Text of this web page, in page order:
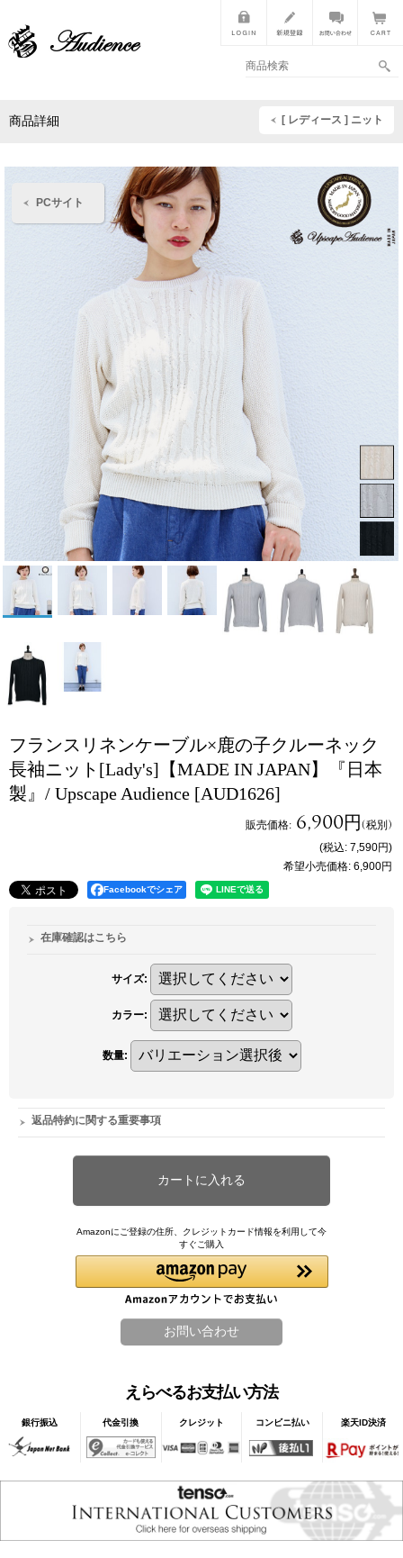
PCサイト
商品詳細 [ レディース ] ニット
フランスリネンケーブル×鹿の子クルーネック
長袖ニット[Lady's]【MADE IN JAPAN】『日本
製』/ Upscape Audience [AUD1626]
販売価格: 6,900円(税別)
(税込: 7,590円)
希望小売価格: 6,900円
Facebookでシェア
在庫確認はこちら
サイズ:
カラー:
数量:
返品特約に関する重要事項
Amazonにご登録の住所、クレジットカード情報を利用して今
すぐご購入
えらべるお支払い方法
銀行振込 代金引換 クレジット コンビニ払い 楽天ID決済